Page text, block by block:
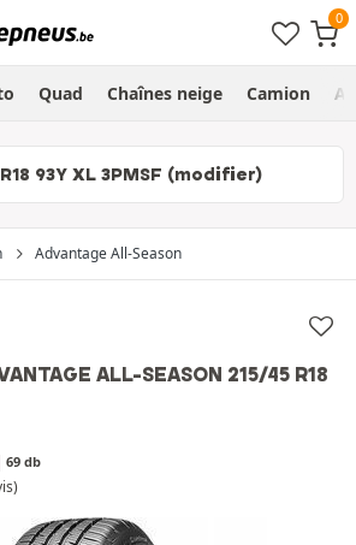
Quad Chaînes neige Camion
93Y XL 3PMSF (modifier)
Advantage All-Season
ALL-SEASON 215/45 R18
69 db